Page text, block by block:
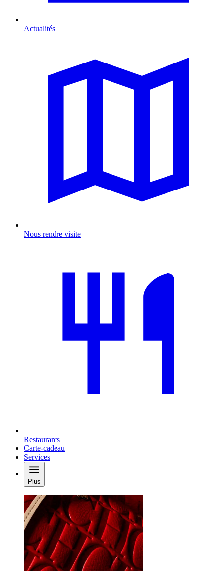
Actualités
Nous rendre visite
Restaurants
Carte-cadeau
Services
Plus